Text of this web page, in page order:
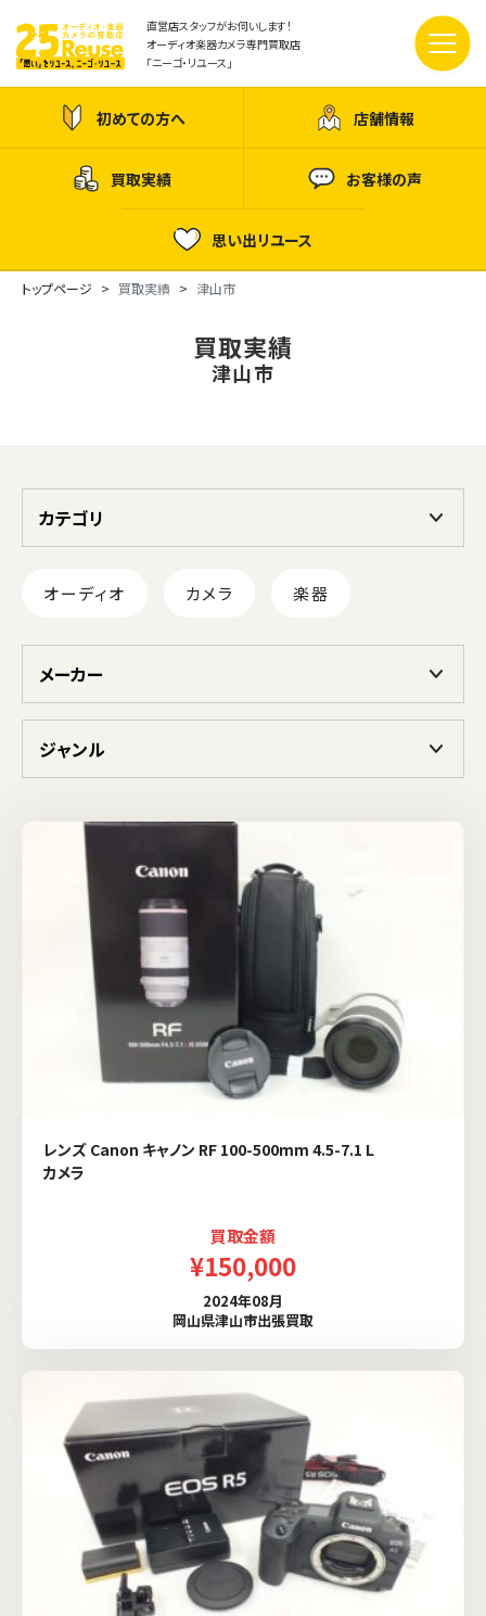
直営店スタッフがお伺いします！
オーディオ楽器カメラ専門買取店
「ニーゴ・リユース」
初めての方へ 店舗情報
買取実績 お客様の声
思い出リユース
トップページ 買取実績 津山市
買取実績
津山市
カテゴリ
オーディオ カメラ 楽器
メーカー
ジャンル
レンズ Canon キャノン RF 100-500mm 4.5-7.1 L
カメラ
買取金額
¥150,000
2024年08月
岡山県津山市出張買取